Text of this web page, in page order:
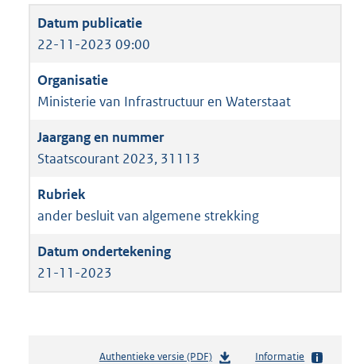
22-11-2023 09:00
Ministerie van Infrastructuur en Waterstaat
Staatscourant 2023, 31113
ander besluit van algemene strekking
21-11-2023
Authentieke versie (PDF)b
Informatie